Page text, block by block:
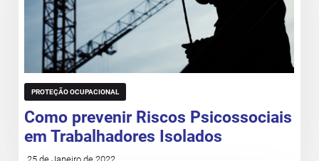
PROTEÇÃO OCUPACIONAL
Como prevenir Riscos Psicossociais
em Trabalhadores Isolados